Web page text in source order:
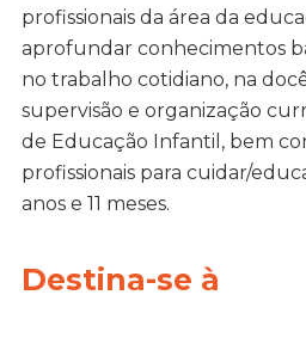
profissionais da área da
aprofundar conhecimentos
no trabalho cotidiano, na
supervisão e organização
de Educação Infantil, bem
profissionais para cuidar/
anos e 11 meses.
Destina-se à